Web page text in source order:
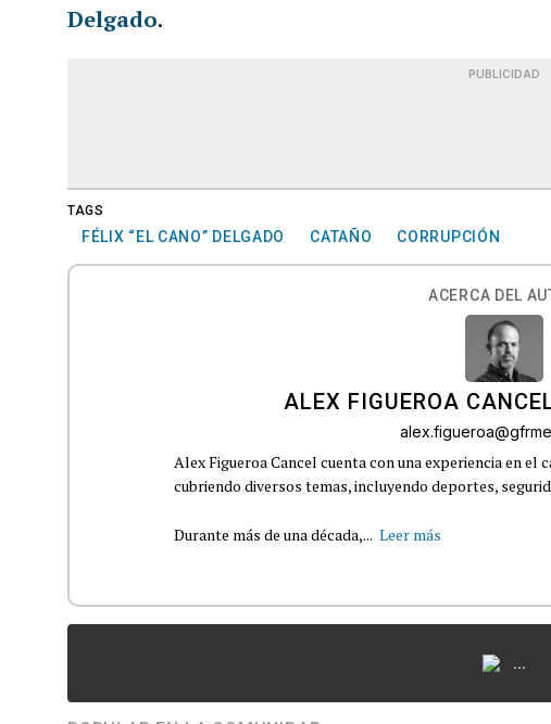
Delgado.
PUBLICIDAD
TAGS
FÉLIX “EL CANO” DELGADO CATAÑO CORRUPCIÓN
ACERCA DEL
ALEX FIGUEROA
Alex Figueroa Cancel cuenta con una experiencia en el
cubriendo diversos temas, incluyendo deportes,
Durante más de una década,... Leer más
...